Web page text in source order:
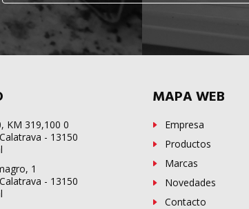
KM 319,100 0
- 13150
1
- 13150
MAPA WEB
Empresa
Productos
Marcas
Novedades
Contacto